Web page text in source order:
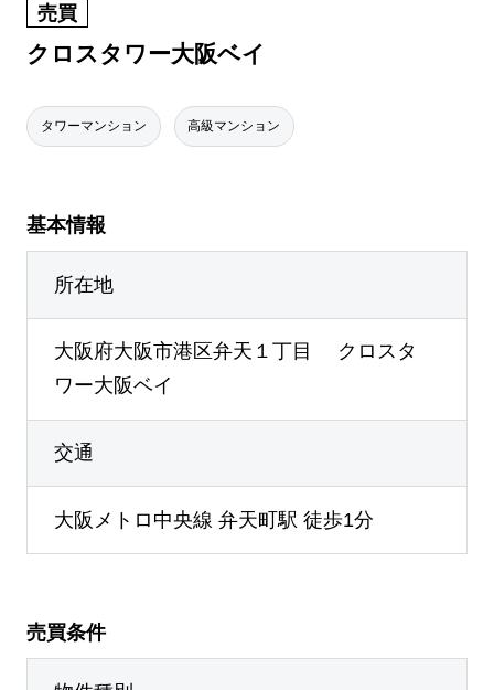
売買
クロスタワー大阪ベイ
タワーマンション 高級マンション
基本情報
所在地
大阪府大阪市港区弁天１丁目 クロスタ
ワー大阪ベイ
交通
大阪メトロ中央線 弁天町駅 徒歩1分
売買条件